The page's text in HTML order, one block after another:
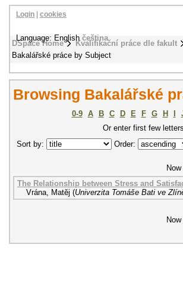
DSpace Home Kvalifikační práce dle fakult
Bakalářské práce by Subject
Login cookies
Language: Englishčeština
Browsing Bakalářské
0-9 A B C D E F G H
Or enter first few
Sort by:
Order:
The Relationship between Stress and
Vrána, Matěj (Univerzita Tomáše Bati ve